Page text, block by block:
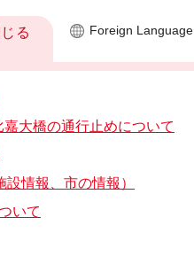
る
嘉大橋の通行止めについて
情報、市の情報）
いて
Foreign Language